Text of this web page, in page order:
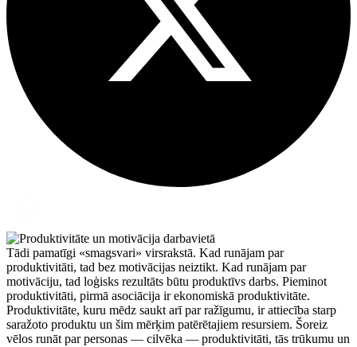
Tādi pamatīgi «smagsvari» virsrakstā. Kad runājam par
produktivitāti, tad bez motivācijas neiztikt. Kad runājam par
motivāciju, tad loģisks rezultāts būtu produktīvs darbs. Pieminot
produktivitāti, pirmā asociācija ir ekonomiskā produktivitāte.
Produktivitāte, kuru mēdz saukt arī par ražīgumu, ir attiecība starp
saražoto produktu un šim mērķim patērētajiem resursiem. Šoreiz
vēlos runāt par personas — cilvēka — produktivitāti, tās trūkumu un